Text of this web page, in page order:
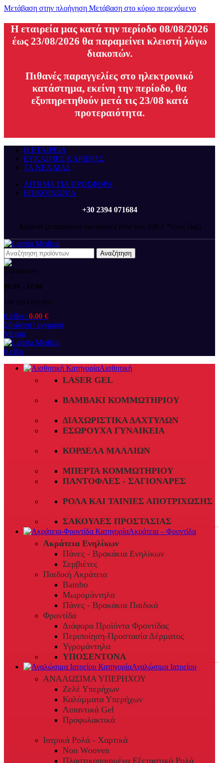
Μετάβαση στην πλοήγηση Μετάβαση στο κύριο περιεχόμενο
H εταιρεία μας κατά την περίοδο 08/08/2026
έως 23/08/2026 θα παραμείνει κλειστή λόγω
διακοπών.
Πιθανές παραγγελίες στο ηλεκτρονικό
κατάστημα, εκείνη την περίοδο, θα
εξυπηρετηθούν μετά τις 23/08 κατά
προτεραιότητα.
Η ΕΤΑΙΡΕΙΑ
ΕΥΚΑΙΡΙΕΣ ΚΑΡΙΕΡΑΣ
ΤΑ ΝΕΑ ΜΑΣ
ΑΙΤΗΜΑ ΓΙΑ ΠΡΟΣΦΟΡΑ
ΕΠΙΚΟΙΝΩΝΙΑ
+30 2394 071684
Δωρεάν μεταφορικά για αγορές άνω των 100 € *(εώς 5kg)
Αναζήτηση
09:00 - 17:00
+30 2394 071684
0 είδη / 0.00 €
Σύνδεση / εγγραφή
Μενού
0 είδη
Αισθητική
LASER GEL
ΒΑΜΒΆΚΙ ΚΟΜΜΩΤΗΡΊΟΥ
ΔΙΑΧΩΡΙΣΤΙΚΆ ΔΑΧΤΎΛΩΝ
ΕΣΏΡΟΥΧΑ ΓΥΝΑΙΚΕΊΑ
ΚΟΡΔΈΛΑ ΜΑΛΛΙΏΝ
ΜΠΈΡΤΑ ΚΟΜΜΩΤΗΡΊΟΥ
ΠΑΝΤΌΦΛΕΣ - ΣΑΓΙΟΝΆΡΕΣ
ΡΟΛΆ ΚΑΙ ΤΑΙΝΊΕΣ ΑΠΟΤΡΊΧΩΣΗΣ
ΣΑΚΟΎΛΕΣ ΠΡΟΣΤΑΣΊΑΣ
Ακράτεια – Φροντίδα
Ακράτεια Ενηλίκων
Πάνες - Βρακάκια Ενηλίκων
Σερβιέτες
Παιδική Ακράτεια
Bambo
Μωρομάντηλα
Πάνες - Βρακάκια Παιδικά
Φροντίδα
Διάφορα Προϊόντα Φροντίδας
Περιποίηση-Προστασία Δέρματος
Υγρομάντηλα
ΥΠΟΣΕΝΤΟΝΑ
Αναλώσιμα Ιατρείου
ΑΝΑΛΩΣΙΜΑ ΥΠΕΡΗΧΟΥ
Ζελέ Υπερήχων
Καλύμματα Υπερήχων
Λιπαντικά Gel
Προφυλακτικά
Ιατρικά Ρολά - Χαρτικά
Non Wooven
Πλαστικοποιημένα Εξεταστικά Ρολά